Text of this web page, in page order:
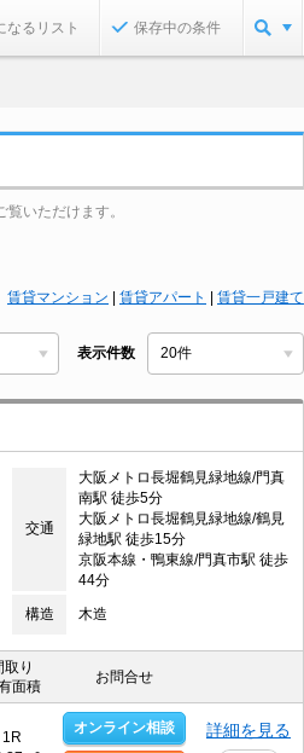
なるリスト 保存中の条件
いただけます。
賃貸マンション 賃貸アパート 賃貸一戸建て
表示件数
交通
大阪メトロ長堀鶴見緑地線/門真
南駅 徒歩5分
大阪メトロ長堀鶴見緑地線/鶴見
緑地駅 徒歩15分
京阪本線・鴨東線/門真市駅 徒歩
44分
構造 木造
取り
面積
お問合せ
1R
オンライン相談 詳細を見る